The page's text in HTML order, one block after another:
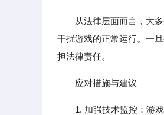
从法律层面而言，大
干扰游戏的正常运行。一
担法律责任。
应对措施与建议
1. 加强技术监控：游